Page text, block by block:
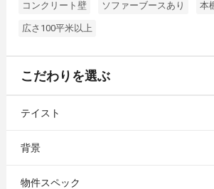
コンクリート壁 ソファーブースあり 本
広さ100平米以上
こだわりを選ぶ
テイスト
背景
物件スペック